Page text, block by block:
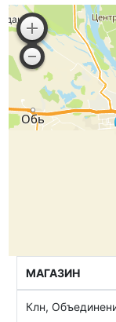
МАГАЗИН
Клн,